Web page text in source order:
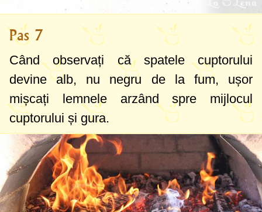
Pas 7
Când observați că spatele cuptorului
devine alb, nu negru de la fum, ușor
mișcați lemnele arzând spre mijlocul
cuptorului și gura.